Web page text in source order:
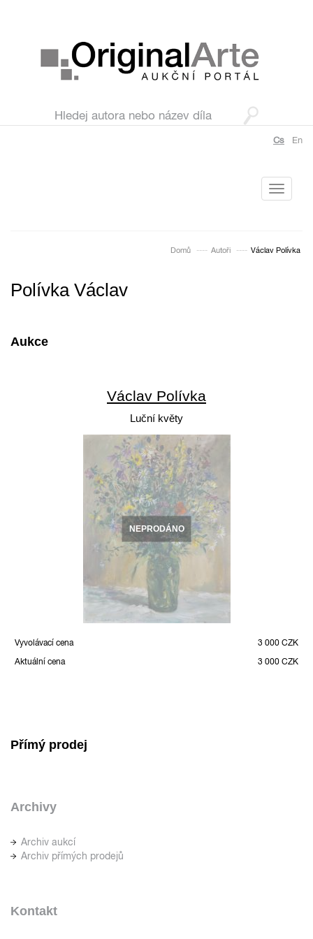
Cs En
Toggle
Domů Autoři Václav Polívka
Polívka Václav
Aukce
Václav Polívka
Luční květy
NEPRODÁNO
Vyvolávací cena
3 000 CZK
Aktuální cena
3 000 CZK
Přímý prodej
Archivy
Archiv aukcí
Archiv přímých prodejů
Kontakt